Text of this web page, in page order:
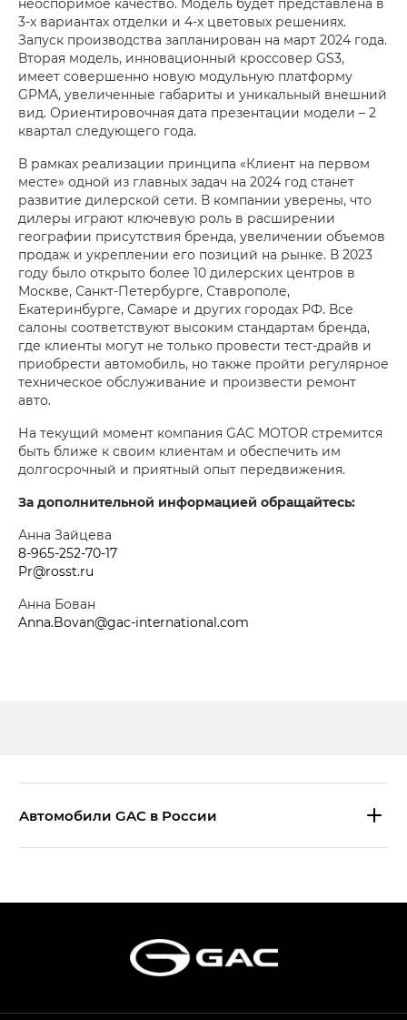
3-х вариантах отделки и 4-х цветовых решениях.
Запуск производства запланирован на март 2024 года.
Вторая модель, инновационный кроссовер GS3,
имеет совершенно новую модульную платформу
GPMA, увеличенные габариты и уникальный внешний
вид. Ориентировочная дата презентации модели – 2
квартал следующего года.
В рамках реализации принципа «Клиент на первом
месте» одной из главных задач на 2024 год станет
развитие дилерской сети. В компании уверены, что
дилеры играют ключевую роль в расширении
географии присутствия бренда, увеличении объемов
продаж и укреплении его позиций на рынке. В 2023
году было открыто более 10 дилерских центров в
Москве, Санкт-Петербурге, Ставрополе,
Екатеринбурге, Самаре и других городах РФ. Все
салоны соответствуют высоким стандартам бренда,
где клиенты могут не только провести тест-драйв и
приобрести автомобиль, но также пройти регулярное
техническое обслуживание и произвести ремонт
авто.
На текущий момент компания GAC MOTOR стремится
быть ближе к своим клиентам и обеспечить им
долгосрочный и приятный опыт передвижения.
За дополнительной информацией обращайтесь:
Анна Зайцева
8-965-252-70-17
Pr@rosst.ru
Анна Бован
Anna.Bovan@gac-international.com
Aвтомобили GAC в России
Эс Икс ПРЕМИУМ — SX PREMIUM
S7 — Эс 7 (S7) в комплектациях
Эс Икс ПРЕМИУМ — SX PREMIUM, Эс Тэ — ST
в комплектации Экс ПРЕМИУМ — EX PREMIUM